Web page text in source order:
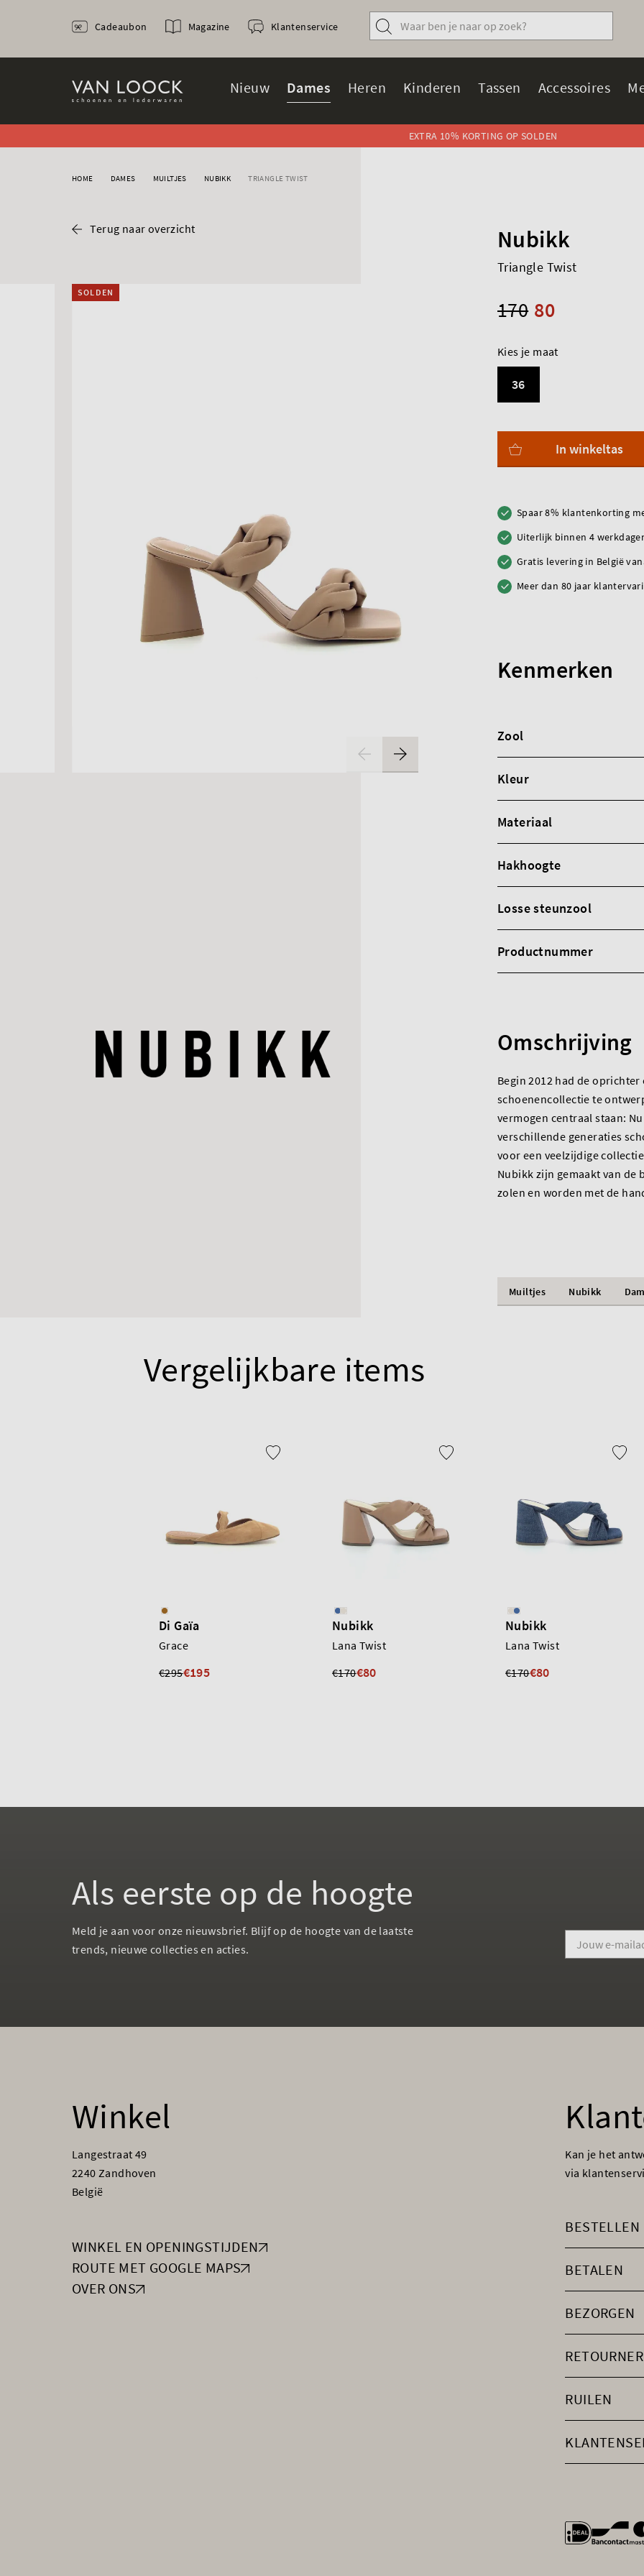
Nieuw Dames Heren Kinderen Tassen Accessoires
Cadeaubon Magazine Klantenservice
EXTRA 10% KORTING OP SOLDEN
HOME DAMES MUILTJES NUBIKK TRIANGLE TWIST
Terug naar overzicht
SOLDEN
Nubikk
Triangle Twist
80
170
Kies je maat
36
In winkeltas
Spaar 8% klantenkorting
Uiterlijk binnen 4
Gratis levering in België
Meer dan 80 jaar
Kenmerken
Zool
Kleur
Materiaal
Hakhoogte
Losse steunzool
Productnummer
Omschrijving
Begin 2012 had de
schoenencollectie te
vermogen centraal staan:
verschillende generaties
voor een veelzijdige
Nubikk zijn gemaakt van
zolen en worden met de
Muiltjes Nubikk
Vergelijkbare items
Di Gaïa
Grace
€295€195
Nubikk
Lana Twist
€170€80
Nubikk
Lana Twist
€170€80
Als eerste op de hoogte
Meld je aan voor onze nieuwsbrief. Blijf op de hoogte van de laatste
trends, nieuwe collecties en acties.
Winkel
Langestraat 49
2240 Zandhoven
België
WINKEL EN OPENINGSTIJDEN
ROUTE MET GOOGLE MAPS
OVER ONS
Kan je het
via
BESTELLEN
BETALEN
BEZORGEN
RUILEN